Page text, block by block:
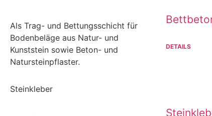
Als Trag- und Bettungsschicht für
Bodenbeläge aus Natur- und
Kunststein sowie Beton- und
Natursteinpflaster.
DETAILS
Steinkleber